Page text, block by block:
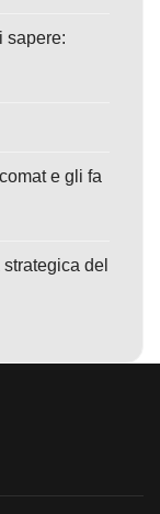
sapere:
e gli fa
del